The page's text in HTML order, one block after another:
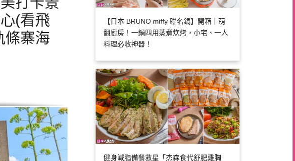
(看飛
條寨海
【日本 BRUNO miffy 聯名鍋】開箱｜萌
翻廚房！一鍋四用蒸煮炊烤，小宅、一人
料理必收神器！
健身減脂備餐救星「杰森食代舒肥雞胸